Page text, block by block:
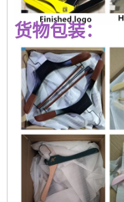
货物包装：